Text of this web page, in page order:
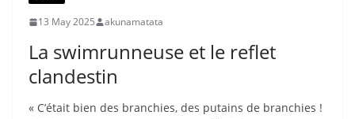
13 May 2025 akunamatata
La swimrunneuse et le reflet
clandestin
« C’était bien des branchies, des putains de branchies !